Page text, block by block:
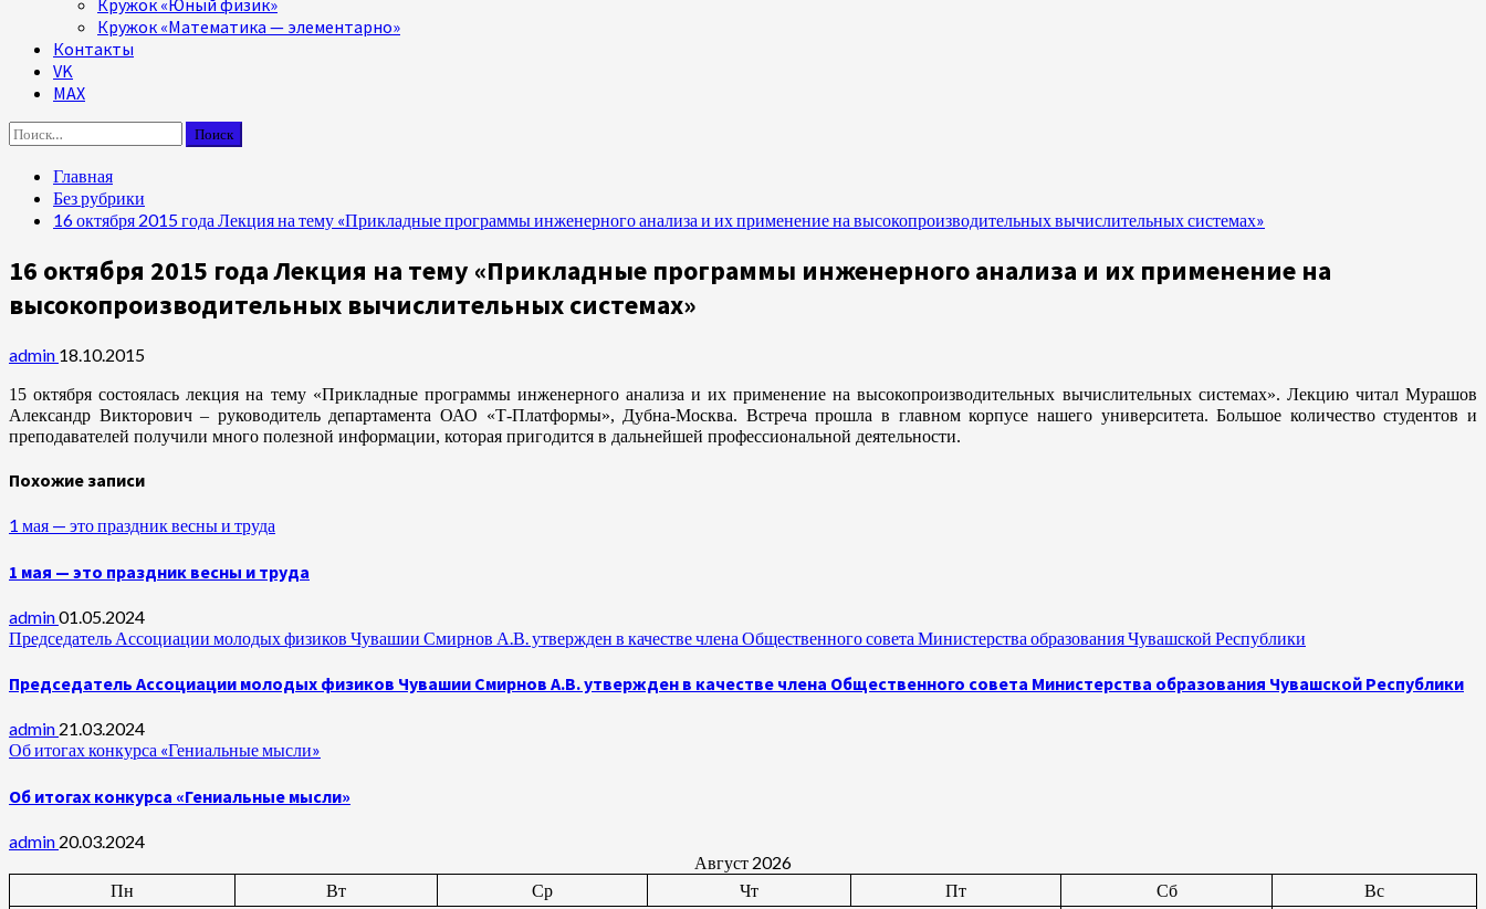
Кружок «Юный физик»
Кружок «Математика — элементарно»
Контакты
VK
MAX
Найти:
Главная
Без рубрики
16 октября 2015 года Лекция на тему «Прикладные программы инженерного анализа и их применение на высокопроизводительных вычислительных системах»
16 октября 2015 года Лекция на тему «Прикладные программы инженерного анализа и их применение на
высокопроизводительных вычислительных системах»
admin 18.10.2015
15 октября состоялась лекция на тему «Прикладные программы инженерного анализа и их применение на высокопроизводительных вычислительных системах». Лекцию читал Мурашов
Александр Викторович – руководитель департамента ОАО «Т-Платформы», Дубна-Москва. Встреча прошла в главном корпусе нашего университета. Большое количество студентов и
преподавателей получили много полезной информации, которая пригодится в дальнейшей профессиональной деятельности.
Похожие записи
1 мая — это праздник весны и труда
1 мая — это праздник весны и труда
admin01.05.2024
Председатель Ассоциации молодых физиков Чувашии Смирнов А.В. утвержден в качестве члена Общественного совета Министерства образования Чувашской Республики
Председатель Ассоциации молодых физиков Чувашии Смирнов А.В. утвержден в качестве члена Общественного совета Министерства образования Чувашской Республики
admin 21.03.2024
Об итогах конкурса «Гениальные мысли»
Об итогах конкурса «Гениальные мысли»
admin 20.03.2024
Август 2026
Пн
Вт Ср Чт Пт Сб
Вс